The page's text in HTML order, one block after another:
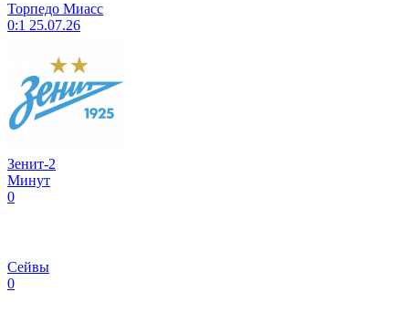
Торпедо Миасс
0:1 25.07.26
Зенит-2
Минут
0
Сейвы
0